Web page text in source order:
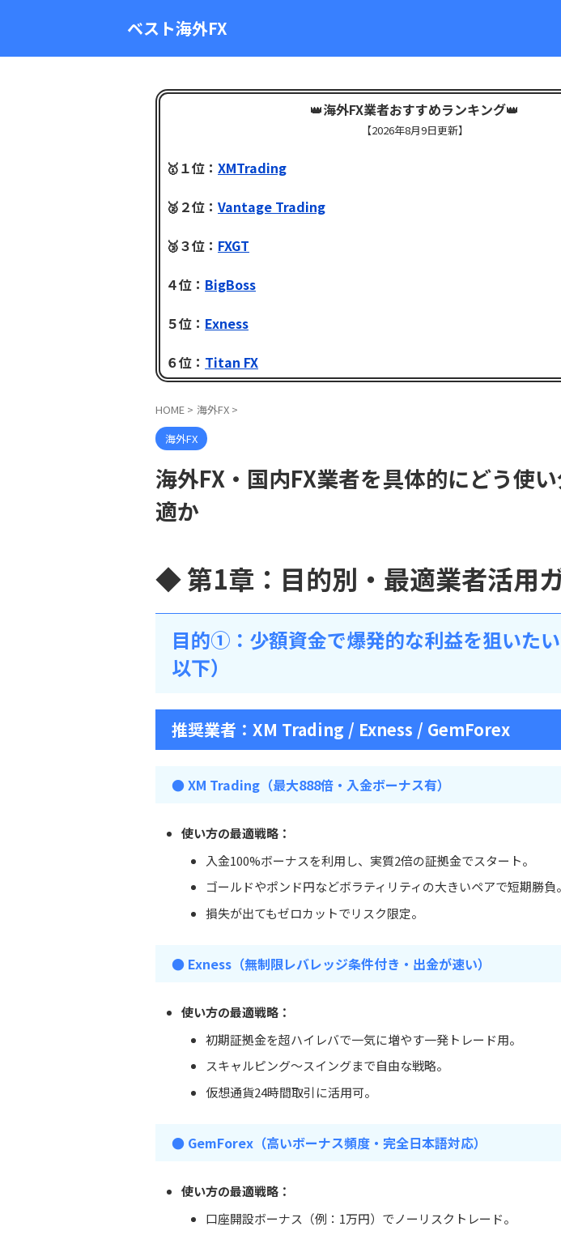
ベスト海外FX
👑海外FX業者おすすめランキング👑
【2026年8月9日更新】
🥇１位： XMTrading
🥈２位： Vantage Trading
🥉３位： FXGT
４位： BigBoss
５位： Exness
６位： Titan FX
HOME > 海外FX >
海外FX
海外FX・国内FX業者を具体的にどう使
適か
◆ 第1章：目的別・最適業者活用
目的①：少額資金で爆発的な利益を狙いた
以下）
推奨業者： XM Trading / Exness / GemForex
● XM Trading（最大888倍・入金ボーナス有）
使い方の最適戦略：
入金100%ボーナスを利用し、実質2倍の証拠金でスタート。
ゴールドやポンド円などボラティリティの大きいペアで短期勝負。
損失が出てもゼロカットでリスク限定。
● Exness（無制限レバレッジ条件付き・出金が速い）
使い方の最適戦略：
初期証拠金を超ハイレバで一気に増やす一発トレード用。
スキャルピング～スイングまで自由な戦略。
仮想通貨24時間取引に活用可。
● GemForex（高いボーナス頻度・完全日本語対応）
使い方の最適戦略：
口座開設ボーナス（例：1万円）でノーリスクトレード。